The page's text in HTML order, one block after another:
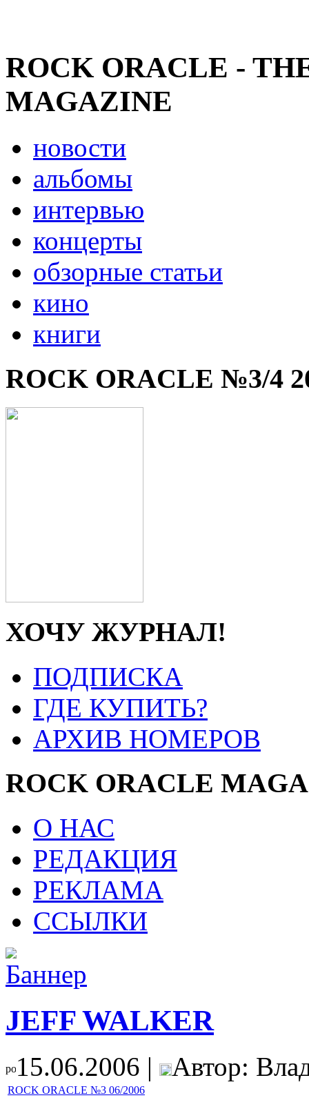
ROCK ORACLE -
MAGAZINE
новости
альбомы
интервью
концерты
обзорные статьи
кино
книги
ROCK ORACLE №3/4
ХОЧУ ЖУРНАЛ!
ПОДПИСКА
ГДЕ КУПИТЬ?
АРХИВ НОМЕРОВ
ROCK ORACLE
О НАС
РЕДАКЦИЯ
РЕКЛАМА
ССЫЛКИ
JEFF WALKER
15.06.2006 | Автор:
ROCK ORACLE №3 06/2006